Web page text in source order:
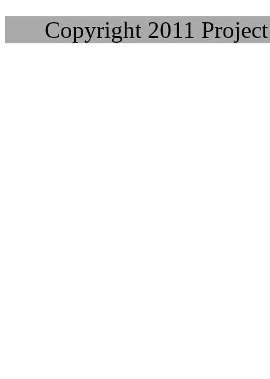
Copyright 2011